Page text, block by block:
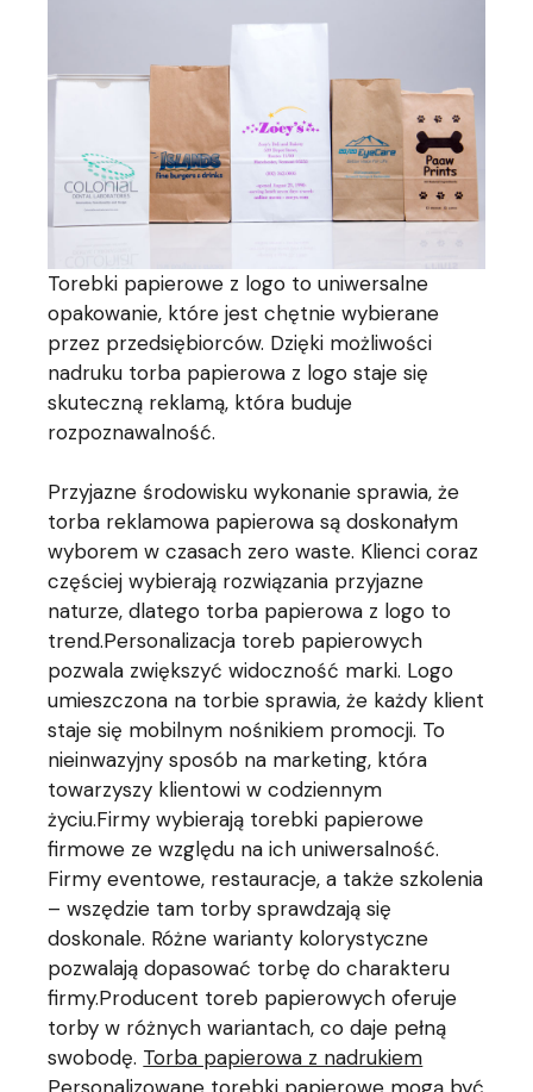
Torebki papierowe z logo to uniwersalne
opakowanie, które jest chętnie wybierane
przez przedsiębiorców. Dzięki możliwości
nadruku torba papierowa z logo staje się
skuteczną reklamą, która buduje
rozpoznawalność.
Przyjazne środowisku wykonanie sprawia, że
torba reklamowa papierowa są doskonałym
wyborem w czasach zero waste. Klienci coraz
częściej wybierają rozwiązania przyjazne
naturze, dlatego torba papierowa z logo to
trend.Personalizacja toreb papierowych
pozwala zwiększyć widoczność marki. Logo
umieszczona na torbie sprawia, że każdy klient
staje się mobilnym nośnikiem promocji. To
nieinwazyjny sposób na marketing, która
towarzyszy klientowi w codziennym
życiu.Firmy wybierają torebki papierowe
firmowe ze względu na ich uniwersalność.
Firmy eventowe, restauracje, a także szkolenia
– wszędzie tam torby sprawdzają się
doskonale. Różne warianty kolorystyczne
pozwalają dopasować torbę do charakteru
firmy.Producent toreb papierowych oferuje
torby w różnych wariantach, co daje pełną
swobodę. Torba papierowa z nadrukiem